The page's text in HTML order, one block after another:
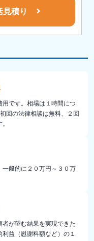
積り
です。相場は１時間につ
回の法律相談は無料、２回
般的に２０万円～３０万
が望む結果を実現できた
益（慰謝料額など）の１